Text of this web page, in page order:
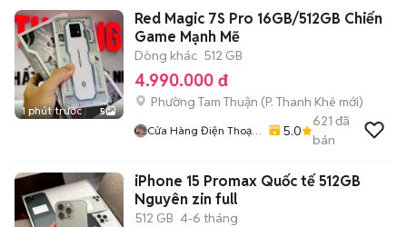
1 phút trước 5
Red Magic 7S Pro 16GB/512GB Chiến
Game Mạnh Mẽ
Dòng khác 512 GB
4.990.000 đ
Phường Tam Thuận (P. Thanh Khê mới)
Cửa Hàng Điện Thoại
5.0
621 đã
bán
iPhone 15 Promax Quốc tế 512GB
Nguyên zin full
512 GB 4-6 tháng